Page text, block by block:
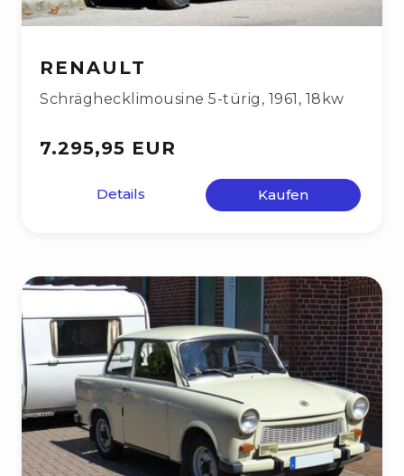
RENAULT
Schräghecklimousine 5-türig , 1961 , 18kw
7.295,95 EUR
Details Kaufen